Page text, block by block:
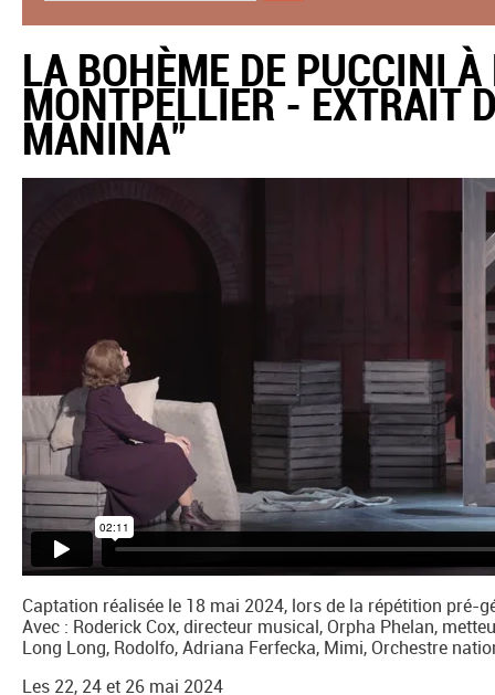
LA BOHÈME DE PUCCINI
MONTPELLIER - EXTRAIT
MANINA"
Captation réalisée le 18 mai 2024, lors de la répétition pré-
Avec : Roderick Cox, directeur musical, Orpha Phelan,
Long Long, Rodolfo, Adriana Ferfecka, Mimi, Orchestre
Les 22, 24 et 26 mai 2024